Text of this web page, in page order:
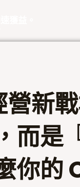
新
而是
你的